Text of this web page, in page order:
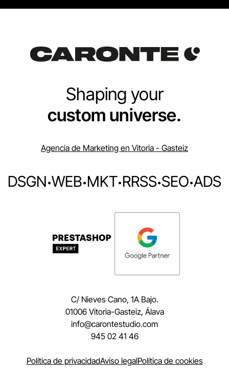
Shaping your
custom universe.
Agencia de Marketing en Vitoria - Gasteiz
DSGN·WEB·MKT·RRSS·SEO·ADS
C/ Nieves Cano, 1A Bajo.
01006 Vitoria-Gasteiz, Álava
moc.oidutsetnorac@ofni
945 02 41 46
Política de privacidadAviso legalPolítica de cookies